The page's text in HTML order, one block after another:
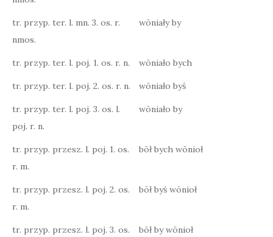
tr. przyp. ter. l. mn. 3. os. r.
nmos.
wōniały by
tr. przyp. ter. l. poj. 1. os. r. n. wōniało bych
tr. przyp. ter. l. poj. 2. os. r. n. wōniało byś
tr. przyp. ter. l. poj. 3. os. l.
poj. r. n.
wōniało by
tr. przyp. przesz. l. poj. 1. os.
r. m.
bōł bych wōnioł
tr. przyp. przesz. l. poj. 2. os.
r. m.
bōł byś wōnioł
tr. przyp. przesz. l. poj. 3. os.
bōł by wōnioł